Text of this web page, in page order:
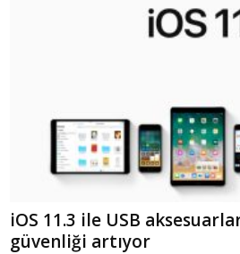
iOS 11.3 ile USB
güvenliği artıyor